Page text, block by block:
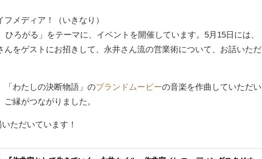
メディア！（いきなり）
ひろがる」をテーマに、イベントを開催しています。5月15日には、
んをゲストにお招きして、永井さん流の営業術について、お話いただ
「わたしの決断物語」のブランドムービーの音楽を作曲していただい
縁がつながりました。
ただいています！